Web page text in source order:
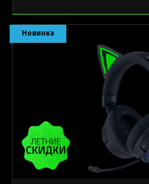
Новинка